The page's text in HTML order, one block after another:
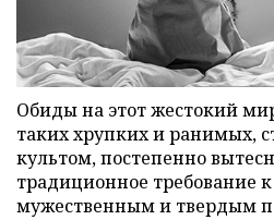
Обиды на этот жестокий
таких хрупких и ранимых,
культом, постепенно
традиционное требование
мужественным и твердым